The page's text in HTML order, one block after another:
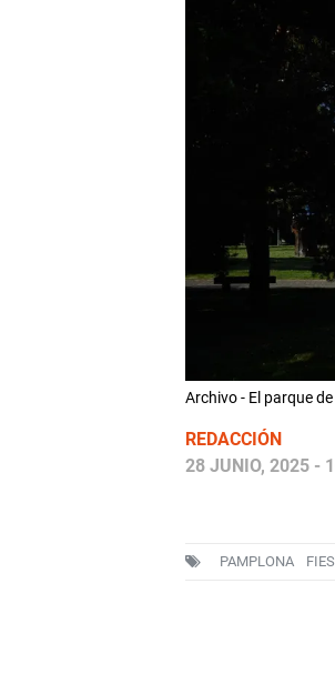
Archivo - El parque
REDACCIÓN
28 JUNIO, 2025 -
PAMPLONA